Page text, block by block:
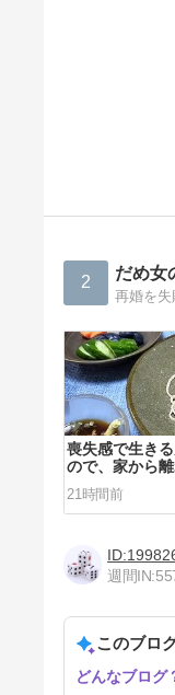
2 だめ女
再婚を
喪失感で生き
ので、家から
21時間前
逃した花火 高
の習いごと。
週間IN:
このブロ